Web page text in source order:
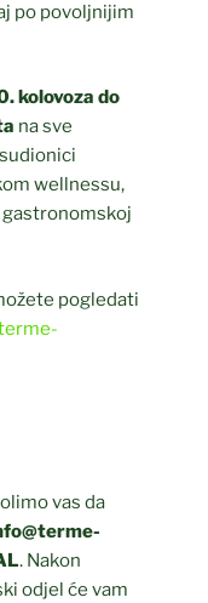
po povoljnijim
kolovoza do
na sve
wellnessu,
pogledati
vas da
. Nakon
odjel će vam